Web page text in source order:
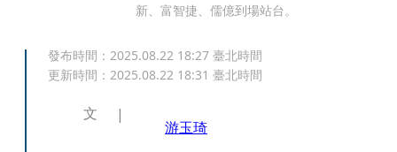
新、富智捷、儒億到場站台。
發布時間： 2025.08.22 18:27 臺北時間
更新時間： 2025.08.22 18:31 臺北時間
文
游玉琦